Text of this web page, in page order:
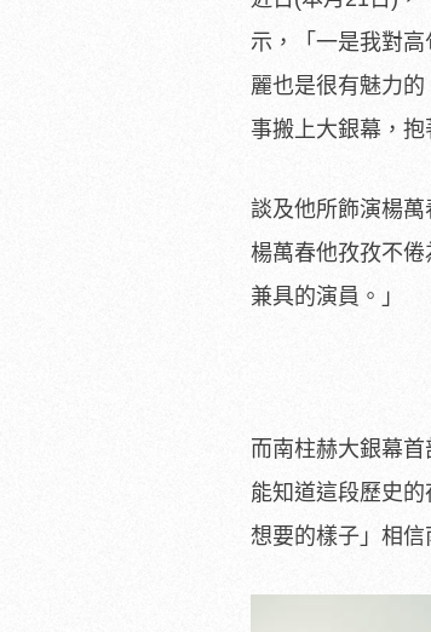
示，「一是我對
麗也是很有魅力
事搬上大銀幕，抱
談及他所飾演楊
楊萬春他孜孜不
兼具的演員。」
而南柱赫大銀幕
能知道這段歷史
想要的樣子」相信